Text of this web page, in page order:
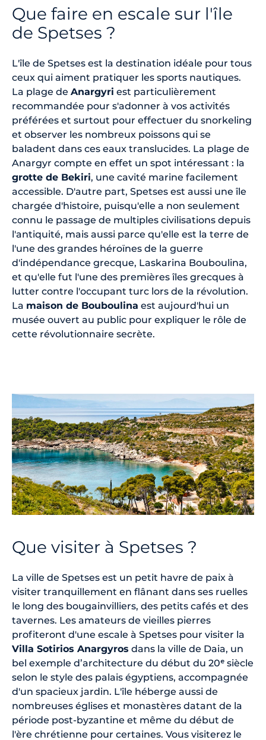
Que faire en escale sur l'île
de Spetses ?
L'île de Spetses est la destination idéale pour tous
ceux qui aiment pratiquer les sports nautiques.
La plage de Anargyri est particulièrement
recommandée pour s'adonner à vos activités
préférées et surtout pour effectuer du snorkeling
et observer les nombreux poissons qui se
baladent dans ces eaux translucides. La plage de
Anargyr compte en effet un spot intéressant : la
grotte de Bekiri, une cavité marine facilement
accessible. D'autre part, Spetses est aussi une île
chargée d'histoire, puisqu'elle a non seulement
connu le passage de multiples civilisations depuis
l'antiquité, mais aussi parce qu'elle est la terre de
l'une des grandes héroïnes de la guerre
d'indépendance grecque, Laskarina Bouboulina,
et qu'elle fut l'une des premières îles grecques à
lutter contre l'occupant turc lors de la révolution.
La maison de Bouboulina est aujourd'hui un
musée ouvert au public pour expliquer le rôle de
cette révolutionnaire secrète.
Que visiter à Spetses ?
La ville de Spetses est un petit havre de paix à
visiter tranquillement en flânant dans ses ruelles
le long des bougainvilliers, des petits cafés et des
tavernes. Les amateurs de vieilles pierres
profiteront d'une escale à Spetses pour visiter la
Villa Sotirios Anargyros dans la ville de Daia, un
bel exemple d’architecture du début du 20ᵉ siècle
selon le style des palais égyptiens, accompagnée
d'un spacieux jardin. L'île héberge aussi de
nombreuses églises et monastères datant de la
période post-byzantine et même du début de
l'ère chrétienne pour certaines. Vous visiterez le